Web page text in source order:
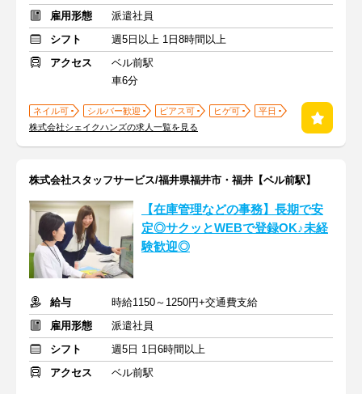
雇用形態
派遣社員
シフト
週5日以上 1日8時間以上
アクセス
ベル前駅
車6分
ネイル可 シルバー歓迎 ピアス可 ヒゲ可
平日
株式会社シェイクハンズの求人一覧を見る
株式会社スタッフサービス/福井県福井市・福井【ベル前駅】
【在庫管理などの事務】長期で安
定◎サクッとWEBで登録OK♪未経
験歓迎◎
給与
時給1150～1250円+交通費支給
雇用形態
派遣社員
シフト
週5日 1日6時間以上
アクセス
ベル前駅